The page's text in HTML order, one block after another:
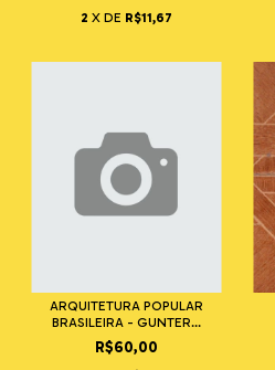
2 X DE R$11,67
ARQUITETURA POPULAR
BRASILEIRA - GUNTER...
R$60,00